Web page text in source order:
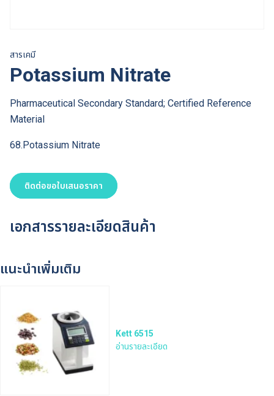
สารเคมี
Potassium Nitrate
Pharmaceutical Secondary Standard; Certified Reference
Material
68.Potassium Nitrate
ติดต่อขอใบเสนอราคา
เอกสารรายละเอียดสินค้า
แนะนำเพิ่มเติม
Kett 6515
อ่านรายละเอียด